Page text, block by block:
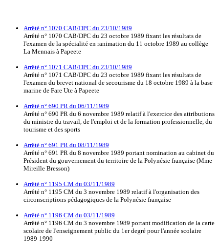
Arrêté n° 1070 CAB/DPC du 23/10/1989
Arrêté n° 1070 CAB/DPC du 23 octobre 1989 fixant les résultats de
l'examen de la spécialité en ranimation du 11 octobre 1989 au collège
La Mennais à Papeete
Arrêté n° 1071 CAB/DPC du 23/10/1989
Arrêté n° 1071 CAB/DPC du 23 octobre 1989 fixant les résultats de
l'examen du brevet national de secourisme du 18 octobre 1989 à la base
marine de Fare Ute à Papeete
Arrêté n° 690 PR du 06/11/1989
Arrêté n° 690 PR du 6 novembre 1989 relatif à l'exercice des attributions
du ministre du travail, de l'emploi et de la formation professionnelle, du
tourisme et des sports
Arrêté n° 691 PR du 08/11/1989
Arrêté n° 691 PR du 8 novembre 1989 portant nomination au cabinet du
Président du gouvernement du territoire de la Polynésie française (Mme
Mireille Bresson)
Arrêté n° 1195 CM du 03/11/1989
Arrêté n° 1195 CM du 3 novembre 1989 relatif à l'organisation des
circonscriptions pédagogiques de la Polynésie française
Arrêté n° 1196 CM du 03/11/1989
Arrêté n° 1196 CM du 3 novembre 1989 portant modification de la carte
scolaire de l'enseignement public du 1er degré pour l'année scolaire
1989-1990